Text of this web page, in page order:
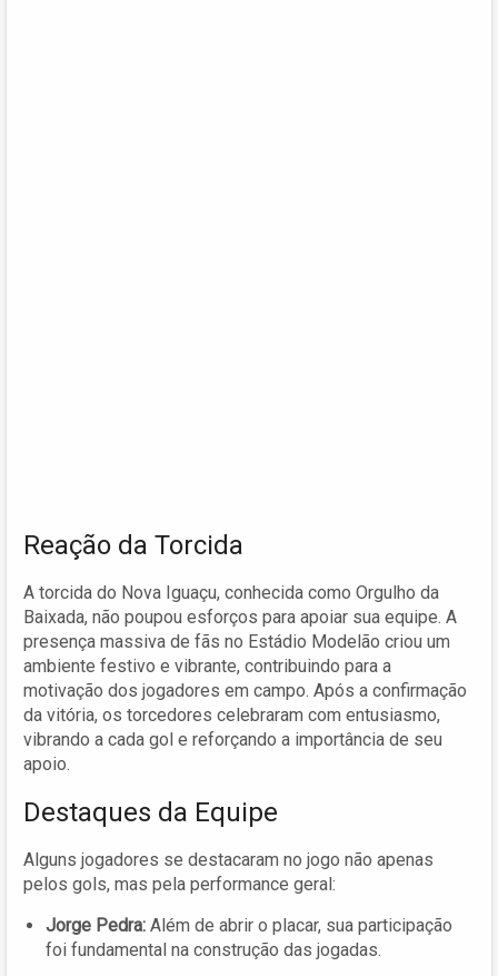
Reação da Torcida
A torcida do Nova Iguaçu, conhecida como Orgulho da
Baixada, não poupou esforços para apoiar sua equipe. A
presença massiva de fãs no Estádio Modelão criou um
ambiente festivo e vibrante, contribuindo para a
motivação dos jogadores em campo. Após a confirmação
da vitória, os torcedores celebraram com entusiasmo,
vibrando a cada gol e reforçando a importância de seu
apoio.
Destaques da Equipe
Alguns jogadores se destacaram no jogo não apenas
pelos gols, mas pela performance geral:
Jorge Pedra: Além de abrir o placar, sua participação
foi fundamental na construção das jogadas.